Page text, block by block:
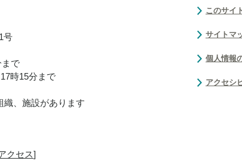
号
まで
時15分まで
、施設があります
クセス]
このサイ
サイトマ
個人情報
アクセシ